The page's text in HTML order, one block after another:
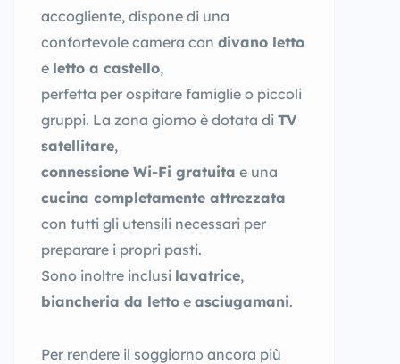
accogliente, dispone di una
confortevole camera con divano letto
e letto a castello,
perfetta per ospitare famiglie o piccoli
gruppi. La zona giorno è dotata di TV
satellitare,
connessione Wi-Fi gratuita e una
cucina completamente attrezzata
con tutti gli utensili necessari per
preparare i propri pasti.
Sono inoltre inclusi lavatrice,
biancheria da letto e asciugamani.
Per rendere il soggiorno ancora più